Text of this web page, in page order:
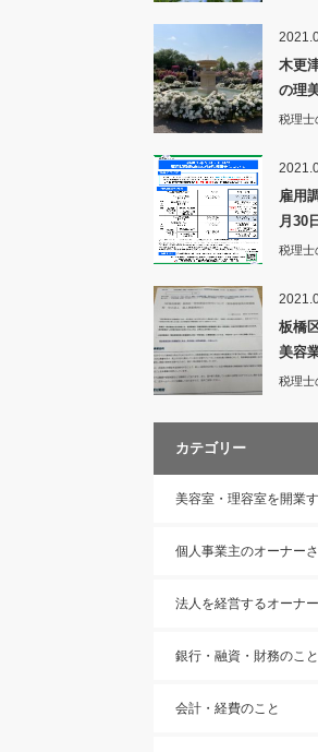
木更
の理
税理士
雇用
月30
税理士
板橋
美容
税理士
カテゴリー
美容室・理容室を開業
個人事業主のオーナー
法人を経営するオーナ
銀行・融資・財務のこと
会計・経費のこと